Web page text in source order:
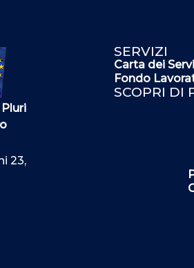
23,
SERVIZI
Carta dei
Fondo
SCOPRI DI